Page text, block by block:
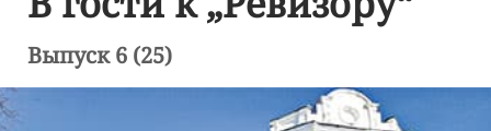
Выпуск 6 (25)